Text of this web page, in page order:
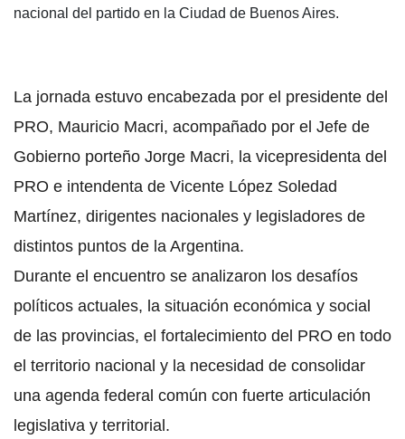
nacional del partido en la Ciudad de Buenos Aires.
La jornada estuvo encabezada por el presidente del
PRO, Mauricio Macri, acompañado por el Jefe de
Gobierno porteño Jorge Macri, la vicepresidenta del
PRO e intendenta de Vicente López Soledad
Martínez, dirigentes nacionales y legisladores de
distintos puntos de la Argentina.
Durante el encuentro se analizaron los desafíos
políticos actuales, la situación económica y social
de las provincias, el fortalecimiento del PRO en todo
el territorio nacional y la necesidad de consolidar
una agenda federal común con fuerte articulación
legislativa y territorial.